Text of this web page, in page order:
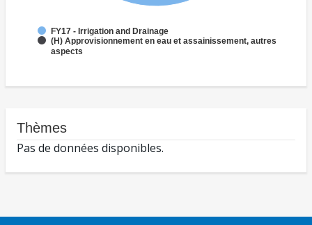
FY17 - Irrigation and Drainage
(H) Approvisionnement en eau et assainissement, autres
aspects
Thèmes
Pas de données disponibles.